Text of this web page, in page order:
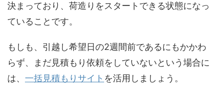
決まっており、荷造りをスタートできる状態になっ
ていることです。
もしも、引越し希望日の2週間前であるにもかかわ
らず、まだ見積もり依頼をしていないという場合に
は、 一括見積もりサイト を活用しましょう。